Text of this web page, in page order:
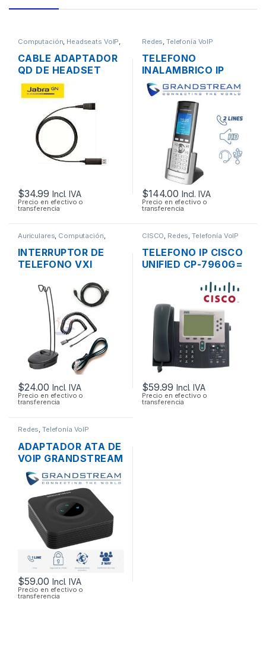
Computación, Headseats VoIP,
Telefonía VoIP
CABLE ADAPTADOR
QD DE HEADSET
JABRA 230-09 USB
2.0 PARA
TELÉFONOS IP
$34.99 Incl. IVA
Precio en efectivo o
transferencia
Redes,Telefonía VoIP
TELEFONO
INALAMBRICO IP
GRANDSTREAM
WP810 WIFI PARA
VOIP PROTOCOLO
$144.00 Incl. IVA
Precio en efectivo o
transferencia
Auriculares Computación
Headseats VoIP Telefonía VoIP
INTERRUPTOR DE
TELEFONO VXI
HEADSET DE
COMUNICACION
USB, RJ9
$24.00 Incl. IVA
Precio en efectivo o
transferencia
CISCO Redes ,Telefonía VoIP
TELEFONO IP CISCO
UNIFIED CP-7960G=
PROTOCOLOS
SIP/SCCP DOS
PUERTOS CON
PANTALLA DE 5″ –
USADO
$59.99 Incl. IVA
Precio en efectivo o
transferencia
Redes,Telefonía VoIP
ADAPTADOR ATA DE
VOIP GRANDSTREAM
HT801 CON 1
PUERTO FXS, 1
CUENTA SIP, 1
PUERTO RJ45 10/100
$59.00 Incl. IVA
Precio en efectivo o
transferencia